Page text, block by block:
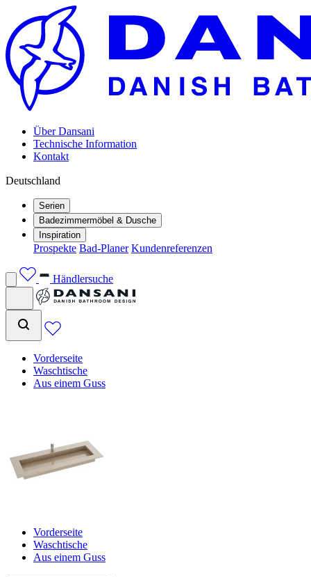
Über Dansani
Technische Information
Kontakt
Deutschland
Serien
Badezimmermöbel & Dusche
Inspiration
Prospekte Bad-Planer Kundenreferenzen
Händlersuche
Vorderseite
Waschtische
Aus einem Guss
Vorderseite
Waschtische
Aus einem Guss